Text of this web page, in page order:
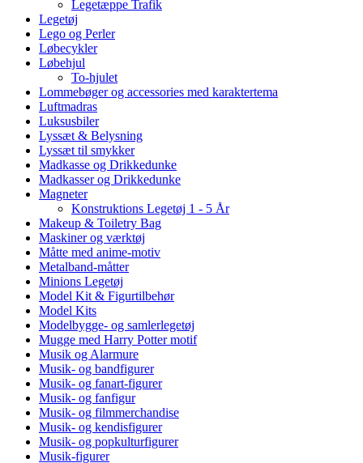
Legetæppe Trafik
Legetøj
Lego og Perler
Løbecykler
Løbehjul
To-hjulet
Lommebøger og accessories med karaktertema
Luftmadras
Luksusbiler
Lyssæt & Belysning
Lyssæt til smykker
Madkasse og Drikkedunke
Madkasser og Drikkedunke
Magneter
Konstruktions Legetøj 1 - 5 År
Makeup & Toiletry Bag
Maskiner og værktøj
Måtte med anime-motiv
Metalband-måtter
Minions Legetøj
Model Kit & Figurtilbehør
Model Kits
Modelbygge- og samlerlegetøj
Mugge med Harry Potter motif
Musik og Alarmure
Musik- og bandfigurer
Musik- og fanart-figurer
Musik- og fanfigur
Musik- og filmmerchandise
Musik- og kendisfigurer
Musik- og popkulturfigurer
Musik-figurer